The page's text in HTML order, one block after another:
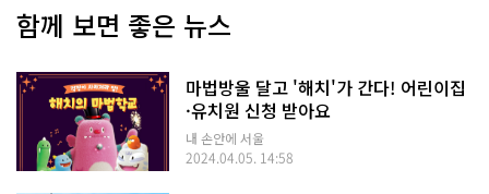
함께 보면 좋은 뉴스
마법방울 달고 '해치'가 간다! 어린이집
·유치원 신청 받아요
내 손안에 서울
2024.04.05. 14:58